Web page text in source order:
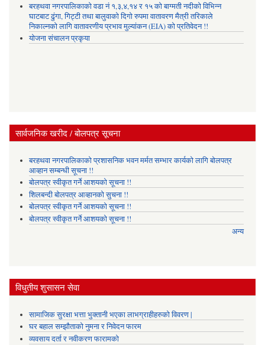
बरहथवा नगरपालिकाको वडा नं १,३,४,१४ र १५ को बाग्मती नदीको विभिन्न
घाटबाट ढुंगा, गिट्टी तथा बालुवाको दिगो रुपमा वातावरण मैत्री तरिकाले
निकाल्नको लागि वातावरणीय प्रभाव मुल्यांकन (EIA) को प्रतिवेदन !!
योजना संचालन प्रकृया
सार्वजनिक खरीद / बोलपत्र सूचना
बरहथवा नगरपालिकाको प्रशासनिक भवन मर्मत सम्भार कार्यको लागि बोलपत्र
आव्हान सम्बन्धी सूचना !!
बोलपत्र स्वीकृत गर्ने आशयको सूचना !!
शिलबन्दी बोलपत्र आव्हानको सुचना !!
बोलपत्र स्वीकृत गर्ने आशयको सूचना !!
बोलपत्र स्वीकृत गर्ने आशयको सूचना !!
अन्य
विधुतीय शुसासन सेवा
सामाजिक सुरक्षा भत्ता भुक्तानी भएका लाभग्राहीहरुको विवरण |
घर बहाल सम्झौताको नुमना र निवेदन फारम
व्यवसाय दर्ता र नवीकरण फारामको